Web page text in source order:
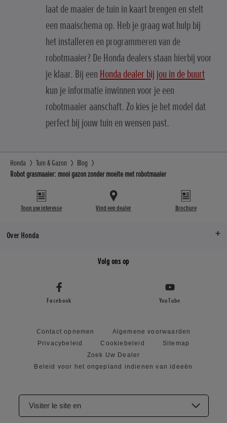
laat de maaier de tuin in kaart brengen en stelt
een maaischema op. Heb je graag wat hulp bij
het installeren en programmeren van de
robotmaaier? De Honda dealers staan hierbij voor
je klaar. Bij een Honda dealer bij jou in de buurt
kun je informatie inwinnen voor je een
robotmaaier aanschaft. Zo kies je het model dat
perfect bij jouw tuin en wensen past.
Honda Tuin & Gazon
Blog
Robot grasmaaier: mooi gazon zonder moeite met robotmaaier
Toon uw interesse Vind een dealer Brochure
Over Honda
Volg ons op
Facebook YouTube
Contact opnemen
Algemene voorwaarden
Privacybeleid
Cookiebeleid
Sitemap
Zoek Uw Dealer
Beleid voor het ongepland indienen van ideeën
Visiter le site en